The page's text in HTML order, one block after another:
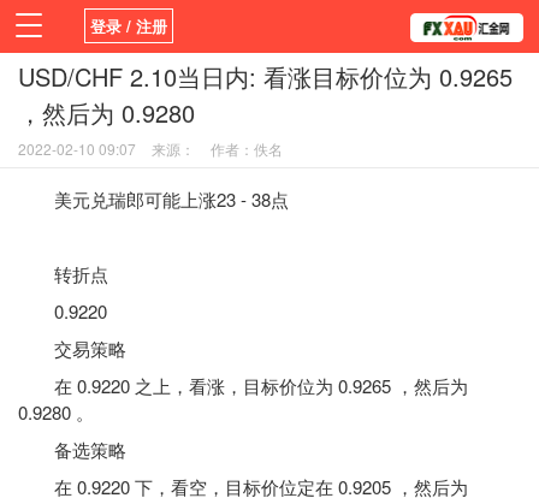
登录 / 注册
首页 新闻 观点 货币
学院
平台
指标EA
USD/CHF 2.10当日内: 看涨目标价位为 0.9265
，然后为 0.9280
2022-02-10 09:07 来源： 作者：佚名
美元兑瑞郎可能上涨23 - 38点
转折点
0.9220
交易策略
在 0.9220 之上，看涨，目标价位为 0.9265 ，然后为
0.9280 。
备选策略
在 0.9220 下，看空，目标价位定在 0.9205 ，然后为